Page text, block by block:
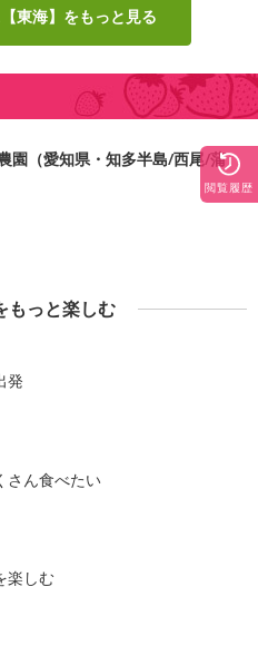
東海】をもっと見る
園（愛知県・知多半島/西尾/蒲
もっと楽しむ
発
さん食べたい
楽しむ
閲覧履歴